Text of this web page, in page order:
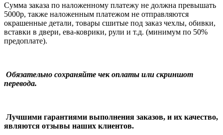
Сумма заказа по наложенному платежу не должна превышать
5000р, также наложенным платежом не отправляются
окрашенные детали, товары сшитые под заказ чехлы, обивки,
вставки в двери, ева-коврики, рули и т.д. (минимум по 50%
предоплате).
Обязательно сохраняйте чек оплаты или скриншот
перевода.
Лучшими гарантиями выполнения заказов, и их качество,
являются отзывы наших клиентов.